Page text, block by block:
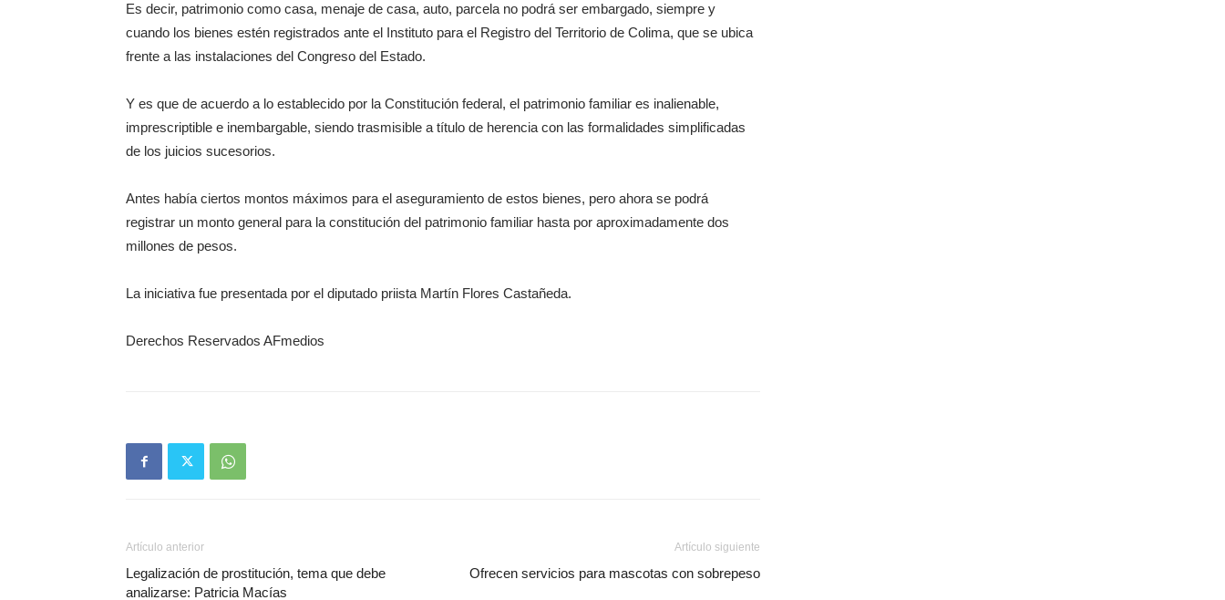
Es decir, patrimonio como casa, menaje de casa, auto, parcela no podrá ser embargado, siempre y
cuando los bienes estén registrados ante el Instituto para el Registro del Territorio de Colima, que se ubica
frente a las instalaciones del Congreso del Estado.
Y es que de acuerdo a lo establecido por la Constitución federal, el patrimonio familiar es inalienable,
imprescriptible e inembargable, siendo trasmisible a título de herencia con las formalidades simplificadas
de los juicios sucesorios.
Antes había ciertos montos máximos para el aseguramiento de estos bienes, pero ahora se podrá
registrar un monto general para la constitución del patrimonio familiar hasta por aproximadamente dos
millones de pesos.
La iniciativa fue presentada por el diputado priista Martín Flores Castañeda.
Derechos Reservados AFmedios
Artículo anterior
Legalización de prostitución, tema que debe
analizarse: Patricia Macías
Artículo siguiente
Ofrecen servicios para mascotas con sobrepeso